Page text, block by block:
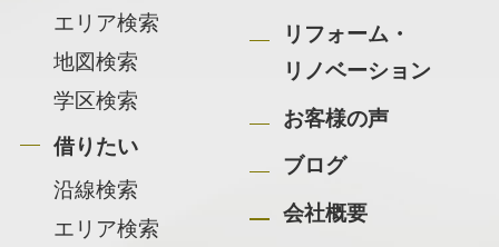
エリア検索
地図検索
学区検索
借りたい
沿線検索
エリア検索
リフォーム・
リノベーション
お客様の声
ブログ
会社概要